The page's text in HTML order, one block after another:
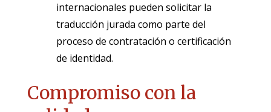
internacionales pueden solicitar la
traducción jurada como parte del
proceso de contratación o certificación
de identidad.
Compromiso con la